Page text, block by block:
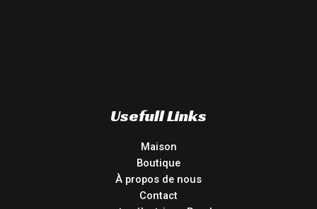
Usefull Links
Maison
Boutique
À propos de nous
Contact